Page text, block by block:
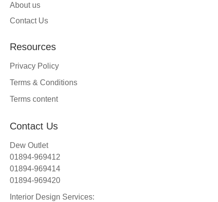
About us
Contact Us
Resources
Privacy Policy
Terms & Conditions
Terms content
Contact Us
Dew Outlet
01894-969412
01894-969414
01894-969420
Interior Design Services: